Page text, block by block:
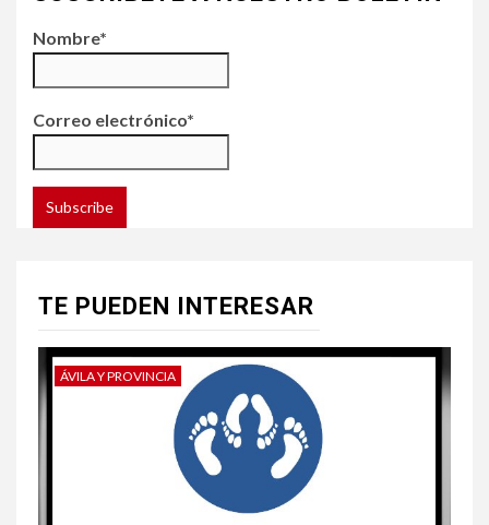
Nombre*
Correo electrónico*
TE PUEDEN INTERESAR
ÁVILA Y PROVINCIA